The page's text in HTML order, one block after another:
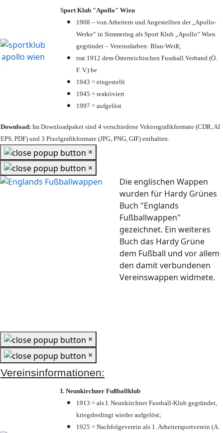
Sport Klub "Apollo" Wien
1908 – von Arbeitern und Angestellten der „Apollo-
Werke“ in Simmering als Sport Klub „Apollo“ Wien
gegründet – Vereinsfarben: Blau-Weiß;
trat 1912 dem Österreichischen Fussball Verband (Ö.
F. V.) be
1943 = eingestellt
1945 = reaktiviert
1997 = aufgelöst
Download: Im Downloadpaket sind 4 verschiedene Vektorgrafikformate (CDR, AI
EPS, PDF) und 3 Pixelgrafikformate (JPG, PNG, GIF) enthalten.
×
×
Die englischen Wappen
wurden für Hardy Grünes
Buch "Englands
Fußballwappen"
gezeichnet. Ein weiteres
Buch das Hardy Grüne
dem Fußball und vor allem
den damit verbundenen
Vereinswappen widmete.
×
×
Vereinsinformationen:
I. Neunkirchner Fußballklub
1913 = als I. Neunkirchner Fussball-Klub gegründet,
kriegsbedingt wieder aufgelöst;
1925 = Nachfolgeverein als 1. Arbeitersportverein (A.